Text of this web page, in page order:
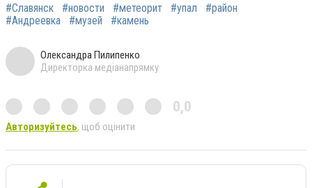
#Славянск #новости #метеорит #упал
#район
#Андреевка
#музей #камень
Олександра Пилипенко
Директорка медіанапрямку
0,0
Авторизуйтесь, щоб оцінити